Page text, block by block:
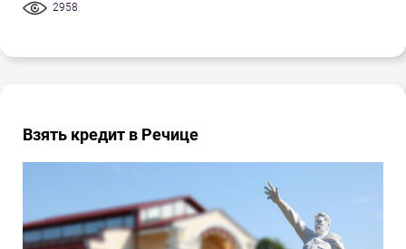
2958
Взять кредит в Речице